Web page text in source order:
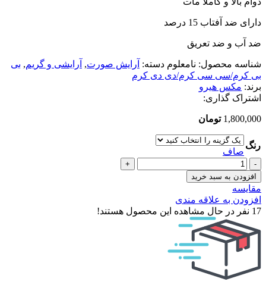
مدل
عدد
دارای ضد آفتاب 15 درصد
ضد آب و ضد تعریق
شناسه محصول: نامعلوم دسته: آرایش صورت, آرایشی و گریم, بی
بی کرم/سی سی کرم/دی دی کرم
برند: مکس هیرو
اشتراک گذاری:
1,800,000 تومان
رنگ
صاف
بی
بی
کرم
مکس
هیرو
مدل
DONDA
عدد
افزودن به سبد خرید
مقایسه
افزودن به علاقه مندی
17 نفر در حال مشاهده این محصول هستند!